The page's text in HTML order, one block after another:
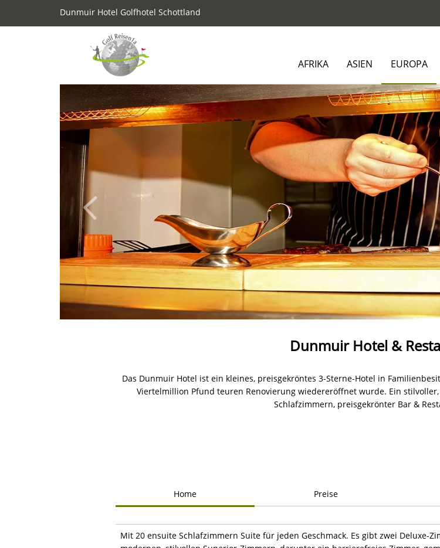
Dunmuir Hotel Golfhotel Schottland
AFRIKA ASIEN EUROPA
Previous
Dunmuir Hotel &
Das Dunmuir Hotel ist ein kleines, preisgekröntes 3-Sterne-Hotel in
Viertelmillion Pfund teuren Renovierung wiedereröffnet wurde. Ein
Schlafzimmern, preisgekrönter Bar &
Home Preise
Mit 20 ensuite Schlafzimmern Suite für jeden Geschmack. Es gibt zwei Deluxe-